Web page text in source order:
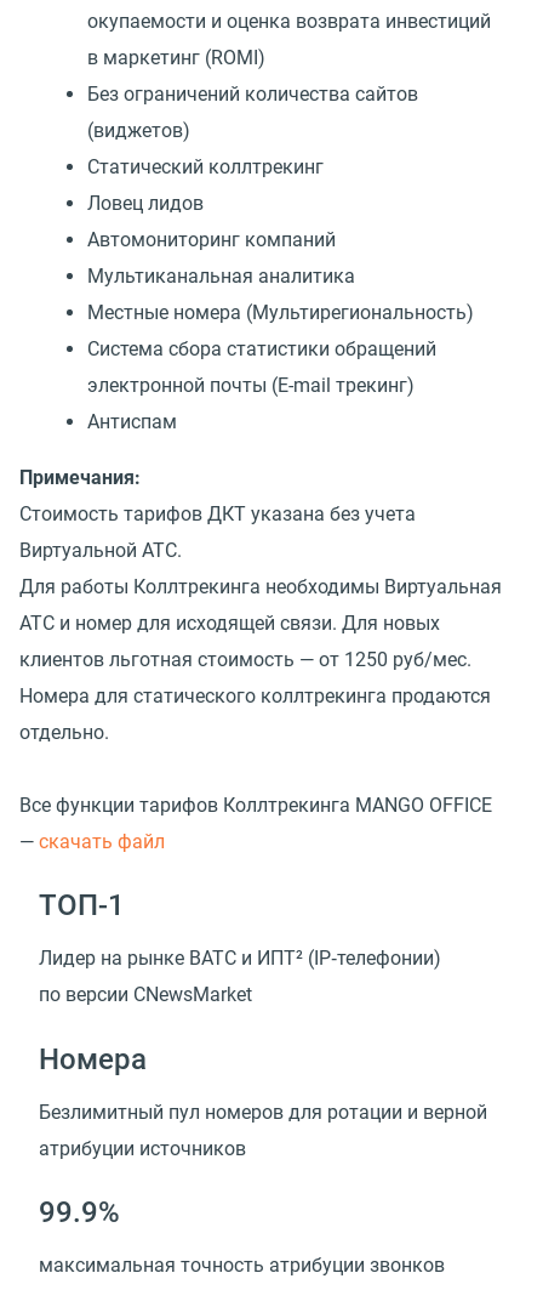
окупаемости и оценка возврата инвестиций
в маркетинг (ROMI)
Без ограничений количества сайтов
(виджетов)
Статический коллтрекинг
Ловец лидов
Автомониторинг компаний
Мультиканальная аналитика
Местные номера (Мультирегиональность)
Cистема сбора статистики обращений
электронной почты (E-mail трекинг)
Антиспам
Примечания:
Стоимость тарифов ДКТ указана без учета
Виртуальной АТС.
Для работы Коллтрекинга необходимы Виртуальная
АТС и номер для исходящей связи. Для новых
клиентов льготная стоимость — от 1250 руб/мес.
Номера для статического коллтрекинга продаются
отдельно.
Все функции тарифов Коллтрекинга MANGO OFFICE
— скачать файл
ТОП-1
Лидер на рынке ВАТС и ИПТ² ( IP‑телефонии)
по версии CNewsMarket
Номера
Безлимитный пул номеров для ротации и верной
атрибуции источников
99.9%
максимальная точность атрибуции звонков